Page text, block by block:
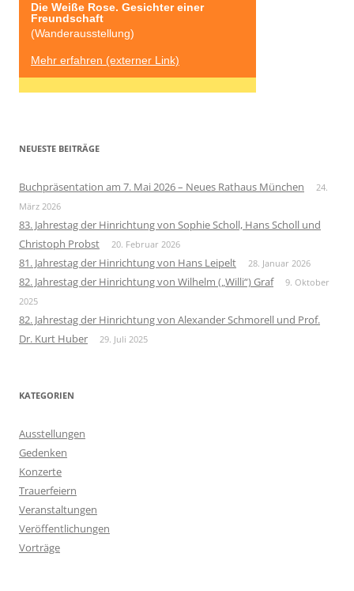
Die Weiße Rose. Gesichter einer
Freundschaft
(Wanderausstellung)
Mehr erfahren (externer Link)
NEUESTE BEITRÄGE
Buchpräsentation am 7. Mai 2026 – Neues Rathaus München
24.
März 2026
83. Jahrestag der Hinrichtung von Sophie Scholl, Hans Scholl und
Christoph Probst
20. Februar 2026
81. Jahrestag der Hinrichtung von Hans Leipelt 28. Januar 2026
82. Jahrestag der Hinrichtung von Wilhelm („Willi“) Graf
9. Oktober
2025
82. Jahrestag der Hinrichtung von Alexander Schmorell und Prof.
Dr. Kurt Huber
29. Juli 2025
KATEGORIEN
Ausstellungen
Gedenken
Konzerte
Trauerfeiern
Veranstaltungen
Veröffentlichungen
Vorträge